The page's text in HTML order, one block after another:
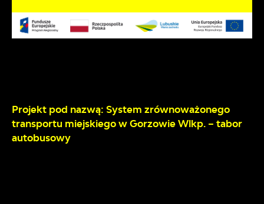
Projekt pod nazwą: System zrównoważonego
transportu miejskiego w Gorzowie Wlkp. – tabor
autobusowy